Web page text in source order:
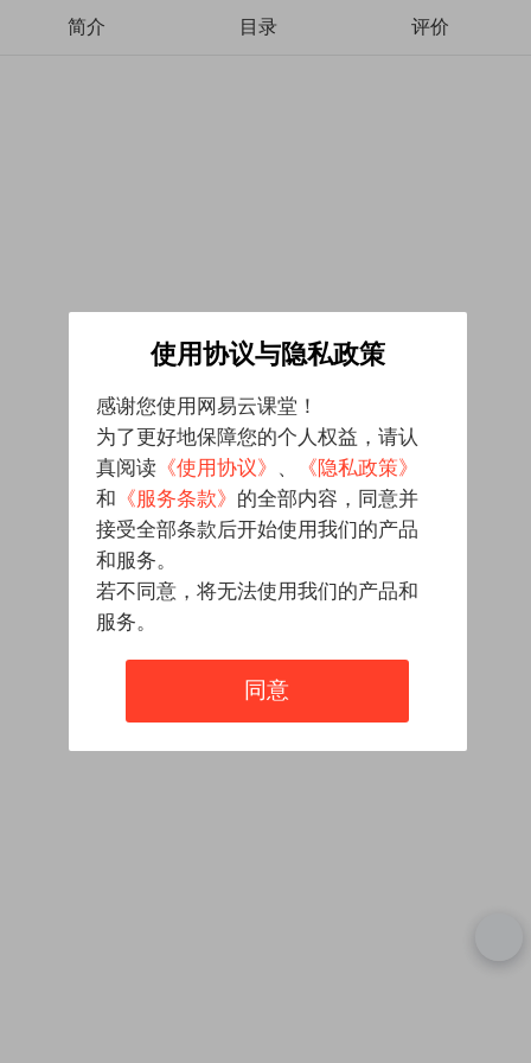
简介 目录 评价
使用协议与隐私政策
感谢您使用网易云课堂！
为了更好地保障您的个人权益，请认
真阅读 《使用协议》 、
《隐私政策》
和 《服务条款》 的全部内容，同意并
接受全部条款后开始使用我们的产品
和服务。
若不同意，将无法使用我们的产品和
服务。
同意